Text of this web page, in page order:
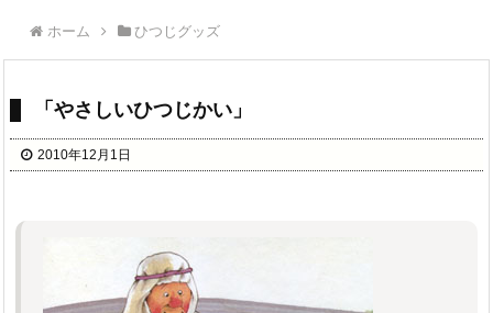
ホーム ひつじグッズ
「やさしいひつじかい」
2010年12月1日